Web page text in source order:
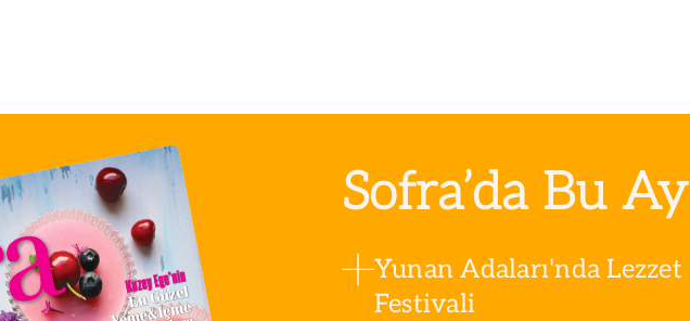
Sofra’da Bu Ay
Yunan Adaları'nda Lezzet
Festivali